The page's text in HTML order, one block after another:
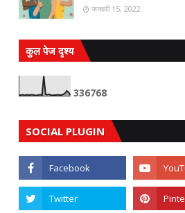
जनवरी 15, 2022
कुल पेज दृश्य
336768
SOCIAL PLUGIN